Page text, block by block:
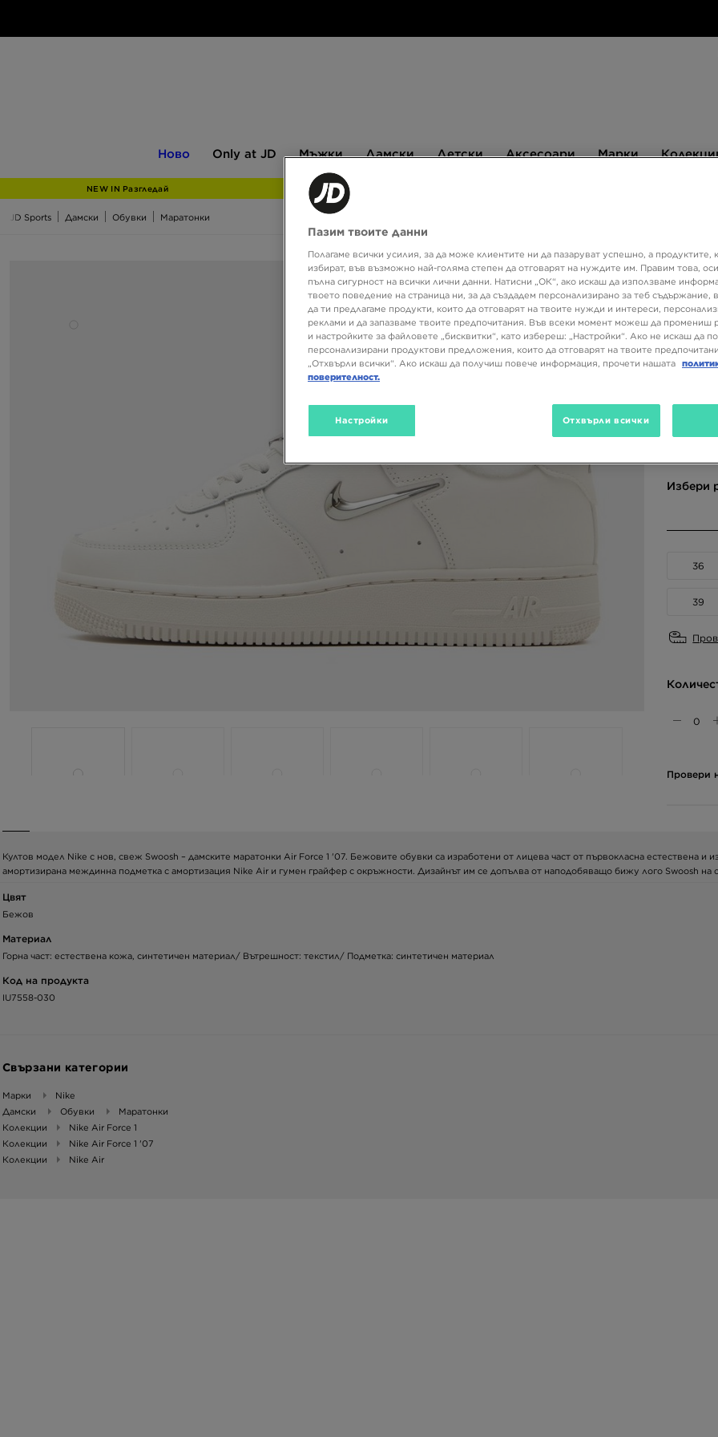
Ново
JD
Only at JD Мъжки Дамски Детски Аксесоари Марки
NEW IN Разгледай
JD Sports Дамски Обувки Маратонки
Супер
NIKE
89,99
176,01
Избери
36
39
Провери
Култов модел Nike с нов, свеж Swoosh – дамските маратонки Air Force 1 '07. Бежовите обувки са изработени от лицева част от първокласна естествена и
амортизирана междинна подметка с амортизация Nike Air и гумен грайфер с окръжности. Дизайнът им се допълва от наподобяващо бижу лого Swoosh на
Цвят
Бежов
Материал
Горна част: естествена кожа, синтетичен материал/ Вътрешност: текстил/ Подметка: синтетичен материал
Код на продукта
IU7558-030
Свързани категории
Марки
Nike
Дамски
Обувки
Маратонки
Колекции
Nike Air Force 1
Колекции
Nike Air Force 1 '07
Колекции
Nike Air
Пазим твоите данни
Полагаме всички усилия, за да може клиентите ни да пазаруват успешно, а продуктите,
избират, във възможно най-голяма степен да отговарят на нуждите им. Правим това,
пълна сигурност на всички лични данни. Натисни „ОК“, ако искаш да използваме
твоето поведение на страница ни, за да създадем персонализирано за теб съдържание,
да ти предлагаме продукти, които да отговарят на твоите нужди и интереси,
реклами и да запазваме твоите предпочитания. Във всеки момент можеш да промениш
и настройките за файловете „бисквитки“, като избереш: „Настройки“. Ако не искаш да
персонализирани продуктови предложения, които да отговарят на твоите
„Отхвърли всички“. Ако искаш да получиш повече информация, прочети нашата
поверителност.
Настройки Отхвърли всички